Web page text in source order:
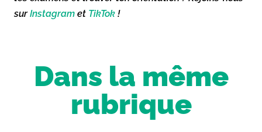
surInstagram et TikTok !
Dans la même
rubrique